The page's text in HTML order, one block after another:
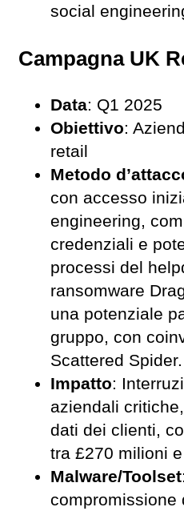
social
Campagna UK
Data: Q1 2025
Obiettivo:
retail
Metodo
con accesso
engineering,
credenziali e
processi del
ransomware
una potenziale
gruppo, con
Scattered Spider.
Impatto:
aziendali
dati dei clienti,
tra £270 milioni
Malware/Toolset
compromissione